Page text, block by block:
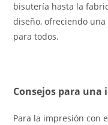
bisutería hasta la
diseño, ofreciendo
para todos.
Consejos para una
Para la impresión con